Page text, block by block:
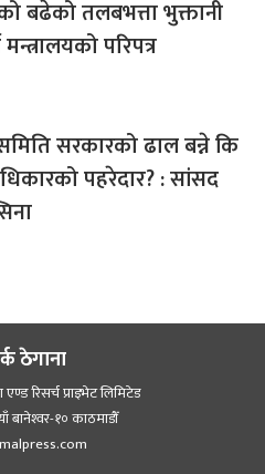
बढेको तलबभत्ता भुक्तानी
मन्त्रालयको परिपत्र
सरकारको ढाल बन्ने कि
पहरेदार? : सांसद
ठेगाना
रिसर्च प्राइभेट लिमिटेड
बानेश्‍वर-१० काठमाडौँ